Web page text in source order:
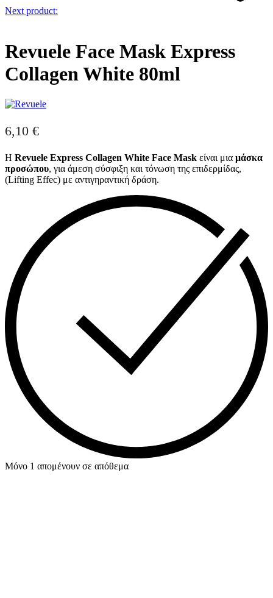
Next product:
Revuele Face Mask Express
Collagen White 80ml
6,10 €
Η Revuele Express Collagen White Face Mask είναι μια μάσκα
προσώπου, για άμεση σύσφιξη και τόνωση της επιδερμίδας,
(Lifting Effec) με αντιγηραντική δράση.
Μόνο 1 απομένουν σε απόθεμα